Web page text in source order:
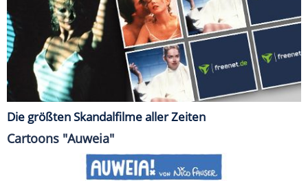
Die größten Skandalfilme aller Zeiten
Cartoons "Auweia"